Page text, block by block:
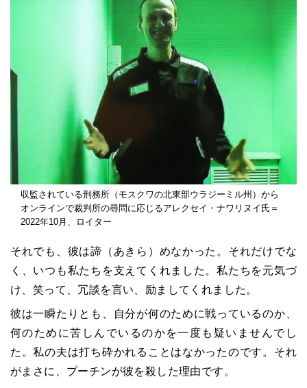
収監されている刑務所（モスクワの北東部ウラジーミル州）から
オンラインで裁判所の尋問に応じるアレクセイ・ナワリヌイ氏＝
2022年10月、ロイター
それでも、彼は諦（あきら）めなかった。それだけでな
く、いつも私たちを支えてくれました。私たちを元気づ
け、笑って、冗談を言い、励ましてくれました。
彼は一瞬たりとも、自分が何のために戦っているのか、
何のために苦しんでいるのかを一度も疑いませんでし
た。私の夫は打ち砕かれることはなかったのです。それ
がまさに、プーチンが彼を殺した理由です。